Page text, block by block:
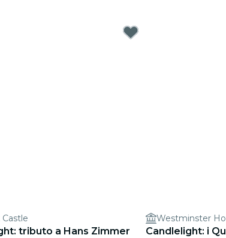
tributo a Hans Zimmer
Westminster
Candlelight: i